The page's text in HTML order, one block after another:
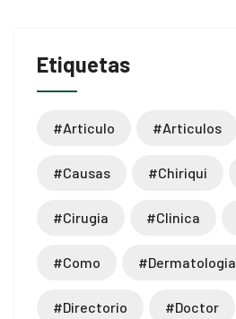
Etiquetas
#articulo #articulos
#causas #chiriqui
#cirugia #clinica
#como #dermatologia
#directorio #doctor